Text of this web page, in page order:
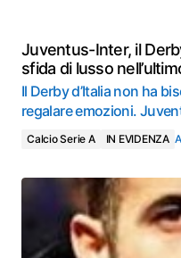
Juventus-Inter, il
sfida di lusso
Il Derby d’Italia non ha
regalare emozioni.
Calcio Serie A IN EVIDENZA